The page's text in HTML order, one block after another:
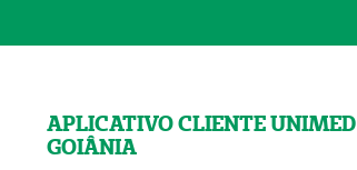
APLICATIVO CLIENTE UNIMED
GOIÂNIA